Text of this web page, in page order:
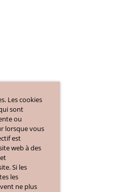
Les cookies
sont
ou
lorsque vous
est
web à des
Si les
les
ne plus